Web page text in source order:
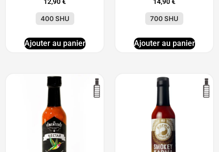
400 SHU
Ajouter au panier
700 SHU
Ajouter au panier